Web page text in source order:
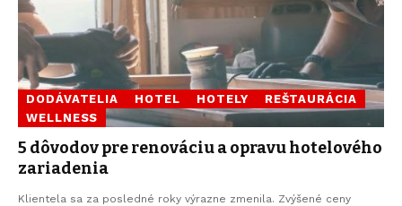
DODÁVATELIA HOTEL HOTELY
REŠTAURÁCIA
WELLNESS
5 dôvodov pre renováciu a opravu hotelového
zariadenia
Klientela sa za posledné roky výrazne zmenila. Zvýšené ceny